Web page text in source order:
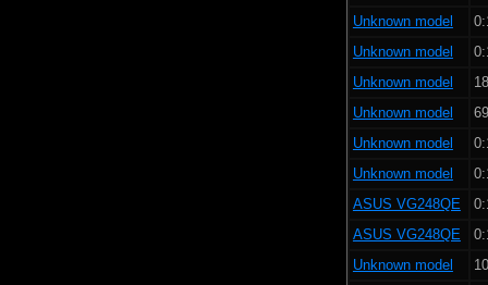
Unknown model
Unknown model
Unknown model
Unknown model
Unknown model
Unknown model
ASUS VG248QE
ASUS VG248QE
Unknown model